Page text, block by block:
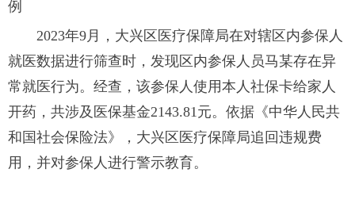
例
2023年9月，大兴区医疗保障局在对辖区内参保人
就医数据进行筛查时，发现区内参保人员马某存在异
常就医行为。经查，该参保人使用本人社保卡给家人
开药，共涉及医保基金2143.81元。依据《中华人民共
和国社会保险法》，大兴区医疗保障局追回违规费
用，并对参保人进行警示教育。